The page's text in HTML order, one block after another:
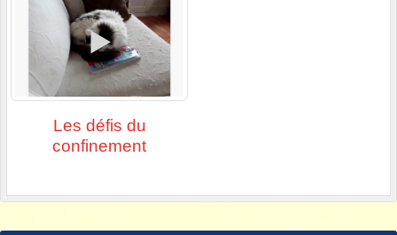
Les défis du
confinement